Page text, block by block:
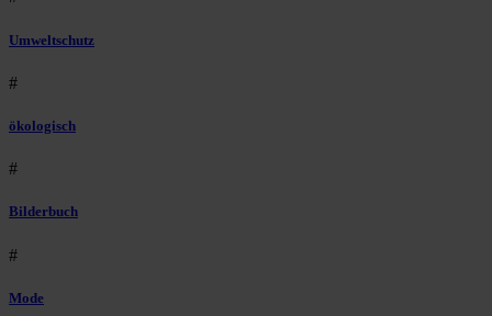
Umweltschutz
#
ökologisch
#
Bilderbuch
#
Mode